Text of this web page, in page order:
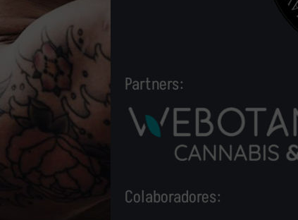
Partners:
Colaboradores: